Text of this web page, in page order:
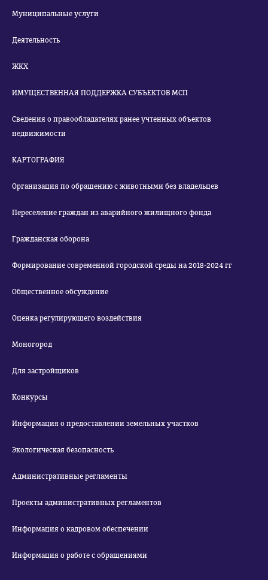
Муниципальные услуги
Деятельность
ЖКХ
ИМУЩЕСТВЕННАЯ ПОДДЕРЖКА СУБЪЕКТОВ МСП
Сведения о правообладателях ранее учтенных объектов
недвижимости
КАРТОГРАФИЯ
Организация по обращению с животными без владельцев
Переселение граждан из аварийного жилищного фонда
Гражданская оборона
Формирование современной городской среды на 2018-2024 гг
Общественное обсуждение
Оценка регулирующего воздействия
Моногород
Для застройщиков
Конкурсы
Информация о предоставлении земельных участков
Экологическая безопасность
Административные регламенты
Проекты административных регламентов
Информация о кадровом обеспечении
Информация о работе с обращениями